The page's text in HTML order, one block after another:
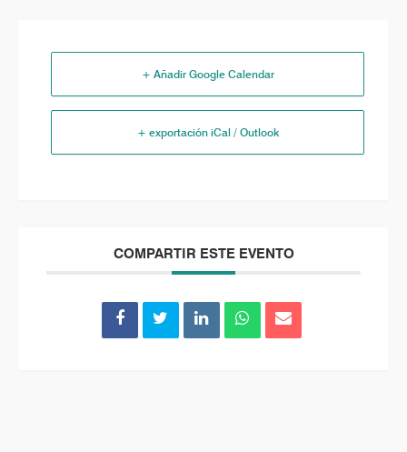
+ Añadir Google Calendar
+ exportación iCal / Outlook
COMPARTIR ESTE EVENTO